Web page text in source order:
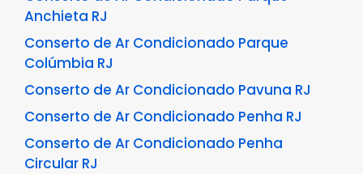
Anchieta RJ
Conserto de Ar Condicionado Parque
Colúmbia RJ
Conserto de Ar Condicionado Pavuna RJ
Conserto de Ar Condicionado Penha RJ
Conserto de Ar Condicionado Penha
Circular RJ